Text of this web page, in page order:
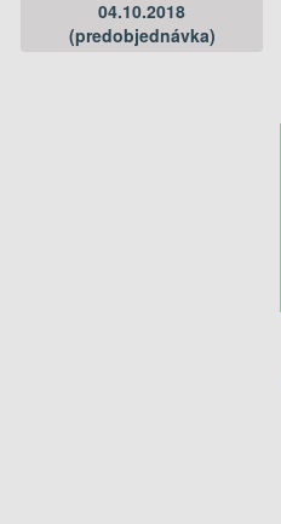
04.10.2018
(predobjednávka)